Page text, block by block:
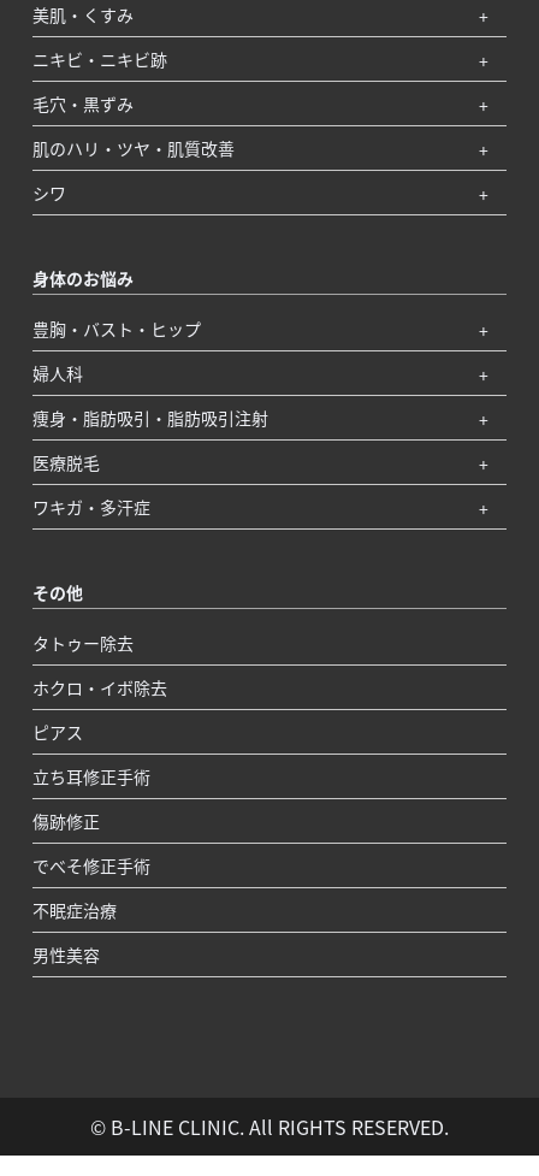
美肌・くすみ
ニキビ・ニキビ跡
毛穴・黒ずみ
肌のハリ・ツヤ・肌質改善
シワ
身体のお悩み
豊胸・バスト・ヒップ
婦人科
痩身・脂肪吸引・脂肪吸引注射
医療脱毛
ワキガ・多汗症
その他
タトゥー除去
ホクロ・イボ除去
ピアス
立ち耳修正手術
傷跡修正
でべそ修正手術
不眠症治療
男性美容
© B-LINE CLINIC. All RIGHTS RESERVED.